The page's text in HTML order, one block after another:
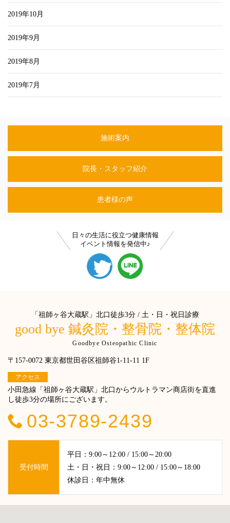
2019年10月
2019年9月
2019年8月
2019年7月
施術案内
院長・スタッフ紹介
患者様の声
日々の生活に役立つ健康情報
イベント情報を発信中♪
「祖師ヶ谷大蔵駅」北口徒歩3分 / 土・日・祝日診療
good bye 鍼灸院・整骨院・整体院
Goodbye Osteopathic Clinic
〒157-0072 東京都世田谷区祖師谷1-11-11 1F
アクセス
小田急線「祖師ヶ谷大蔵駅」北口からウルトラマン商店街を直進
し徒歩3分の場所にございます。
03-3789-2439
受付時間
平日：9:00～12:00 / 15:00～20:00
土・日・祝日：9:00～12:00 / 15:00～18:00
休診日：年中無休